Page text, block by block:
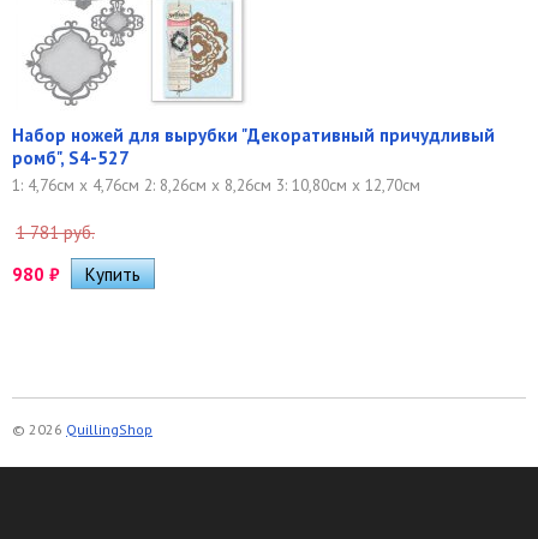
Набор ножей для вырубки "Декоративный причудливый
ромб", S4-527
1: 4,76см x 4,76см 2: 8,26см x 8,26см 3: 10,80см x 12,70см
1 781 руб.
980 ₽
© 2026 QuillingShop